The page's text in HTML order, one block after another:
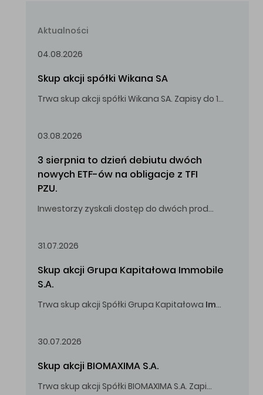
Aktualności
04.08.2026
Skup akcji spółki Wikana SA
Trwa skup akcji spółki Wikana SA. Zapisy do 14.08.2026 r. do godz. 16.00.
03.08.2026
3 sierpnia to dzień debiutu dwóch
nowych ETF-ów na obligacje z TFI
PZU.
Inwestorzy zyskali dostęp do dwóch produktów umożliwiających inwestowanie w obligacje skarbowe.
31.07.2026
Skup akcji Grupa Kapitałowa Immobile
S.A.
Trwa skup akcji Spółki Grupa Kapitałowa Immobile
30.07.2026
Skup akcji BIOMAXIMA S.A.
Trwa skup akcji Spółki BIOMAXIMA S.A. Zapisy do 4 sierpnia 2026 r. do godz. 16.00.